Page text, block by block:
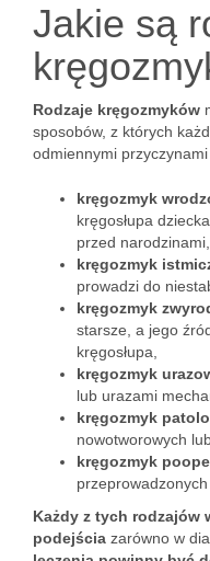
Jakie są
Rodzaje kręgozmyków
sposobów, z których
odmiennymi
kręgozmyk
kręgosłupa
przed narodzinami,
kręgozmyk
prowadzi do
kręgozmyk
starsze, a jego
kręgosłupa,
kręgozmyk
lub urazami
kręgozmyk
nowotworowych
kręgozmyk
przeprowadzonych
Każdy z tych rodzajów
podejścia zarówno w